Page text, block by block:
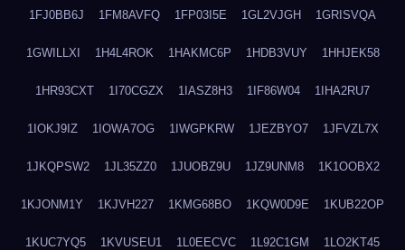
1FJ0BB6J 1FM8AVFQ 1FP03I5E 1GL2VJGH 1GRISVQA
1GWILLXI 1H4L4ROK 1HAKMC6P 1HDB3VUY 1HHJEK58
1HR93CXT 1I70CGZX 1IASZ8H3 1IF86W04 1IHA2RU7
1IOKJ9IZ 1IOWA7OG 1IWGPKRW 1JEZBYO7 1JFVZL7X
1JKQPSW2 1JL35ZZ0 1JUOBZ9U 1JZ9UNM8 1K1OOBX2
1KJONM1Y 1KJVH227 1KMG68BO 1KQW0D9E 1KUB22OP
1KUC7YQ5 1KVUSEU1 1L0EECVC 1L92C1GM 1LO2KT45